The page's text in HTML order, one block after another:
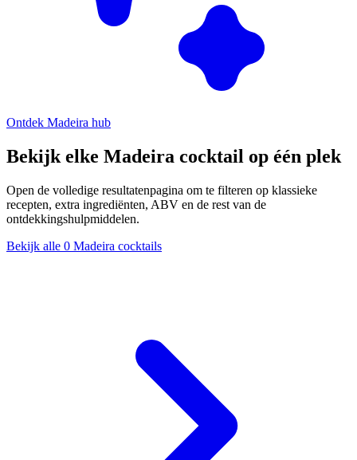
Ontdek Madeira hub
Bekijk elke Madeira cocktail op één plek
Open de volledige resultatenpagina om te filteren op klassieke
recepten, extra ingrediënten, ABV en de rest van de
ontdekkingshulpmiddelen.
Bekijk alle 0 Madeira cocktails